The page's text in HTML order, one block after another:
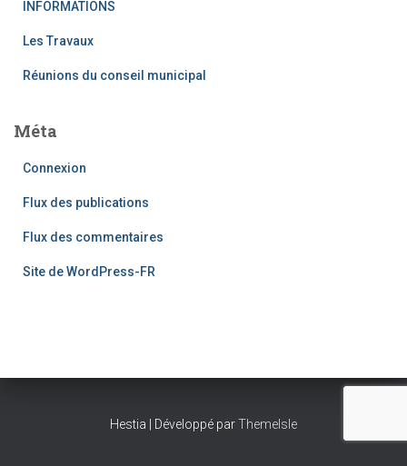
INFORMATIONS
Les Travaux
Réunions du conseil municipal
Méta
Connexion
Flux des publications
Flux des commentaires
Site de WordPress-FR
Hestia | Développé parThemeIsle